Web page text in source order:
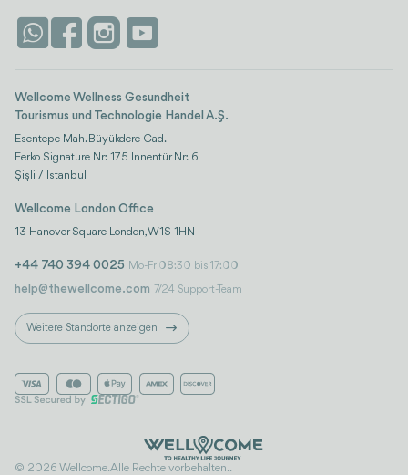
Kontaktieren Sie uns
Attraktionen
Bewertungen
Istanbul
Wellcome Wellness Gesundheit
Tourismus und Technologie Handel A.Ş.
Esentepe Mah. Büyükdere Cad.
Ferko Signature Nr: 175 Innentür Nr: 6
Şişli / Istanbul
Wellcome London Office
13 Hanover Square London, W1S 1HN
+44 740 394 0025 Mo-Fr 08:30 bis 17:00
help@thewellcome.com 7/24 Support-Team
Weitere Standorte anzeigen
© 2026 Wellcome. Alle Rechte vorbehalten..